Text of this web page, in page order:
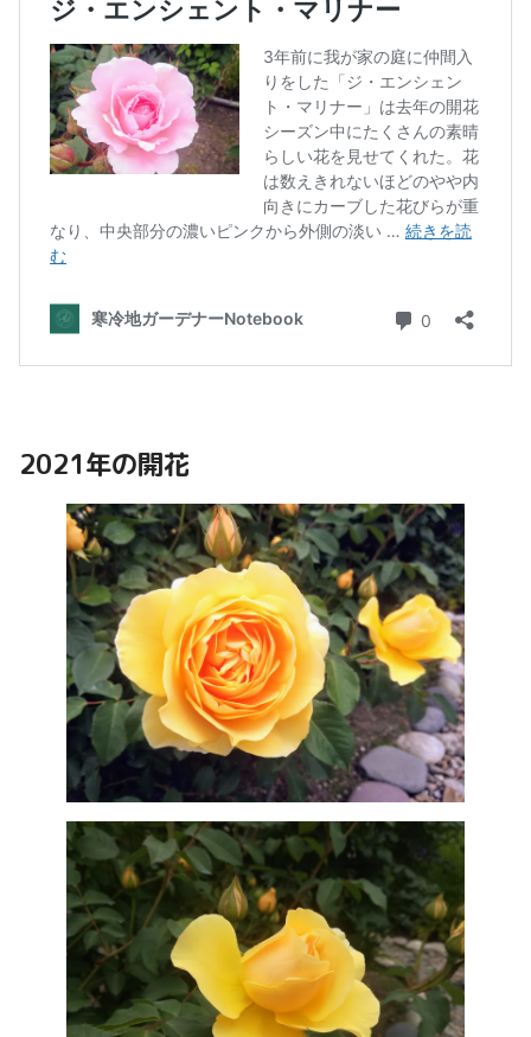
2021年の開花